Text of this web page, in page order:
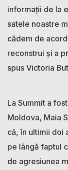
informații de la
satele noastre
cădem de
reconstrui și a
spus Victoria
La Summit a
Moldova, Maia
că, în ultimii doi
pe lângă faptul
de agresiunea